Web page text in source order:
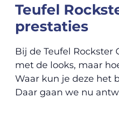
Teufel
prestaties
Bij de Teufel Rockster
met de looks, maar
Waar kun je deze het
Daar gaan we nu